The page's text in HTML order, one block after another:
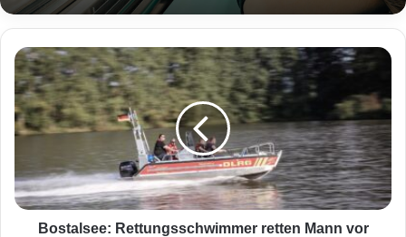
B
o
s
t
a
e
e
Bostalsee: Rettungsschwimmer retten Mann vor